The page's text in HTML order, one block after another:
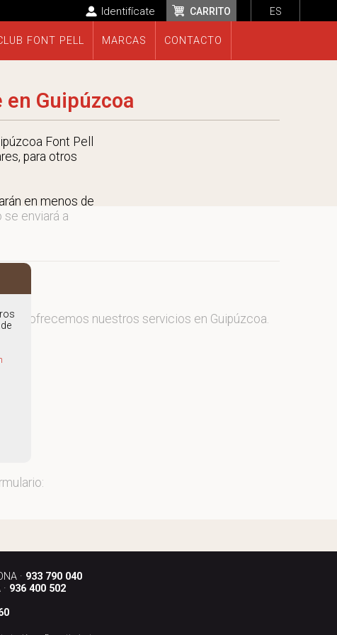
ES
CARRITO
Identifícate
FONT PELL MARCAS CONTACTO
en Guipúzcoa
Font Pell
para otros
en menos de
enviará a
, y ofrecemos nuestros servicios en Guipúzcoa.
· 933 790 040
936 400 502